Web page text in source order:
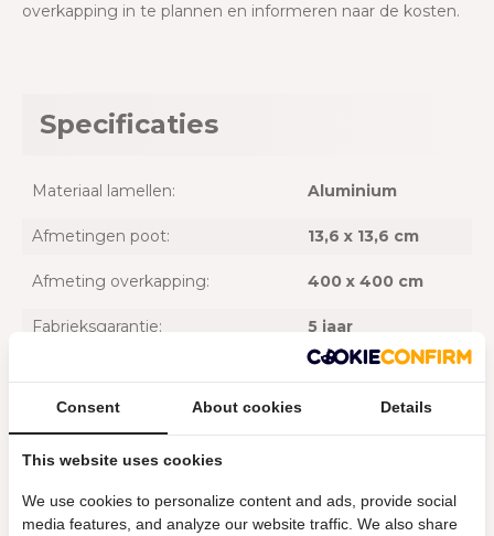
overkapping in te plannen en informeren naar de kosten.
Specificaties
Materiaal lamellen: Aluminium
Afmetingen poot: 13,6 x 13,6 cm
Afmeting overkapping: 400 x 400 cm
Fabrieksgarantie: 5 jaar
Met LED verlichting:
Model product:
Oppervlakte: 16 m2
Consent About cookies Details
This website uses cookies
We use cookies to personalize content and ads, provide social
media features, and analyze our website traffic. We also share